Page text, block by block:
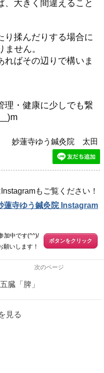
、大きく間違えること
り揉んだりする場合に
せん。
ればその辺りで構いま
理・健康に少しでも繋
妙蓮寺ゆう鍼灸院 太田
もご覧ください！
蓮寺ゆう鍼灸院 Instagram
加中です(^^)/
願いします！
ボタンをクリック
次のページ
五臓「脾」
見る